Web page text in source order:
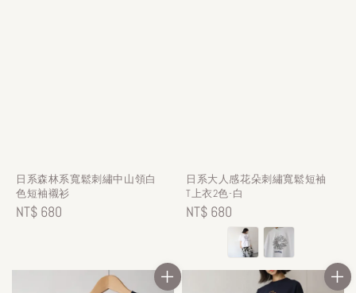
日系森林系寬鬆刺繡中山領白
色短袖襯衫
Regular
NT$ 680
日系大人感花朵刺繡寬鬆短袖
T上衣2色-白
Regular
NT$ 680